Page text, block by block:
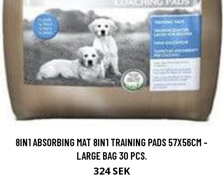
8IN1 ABSORBING MAT 8IN1 TRAINING PADS 57X56CM -
LARGE BAG 30 PCS.
324 SEK